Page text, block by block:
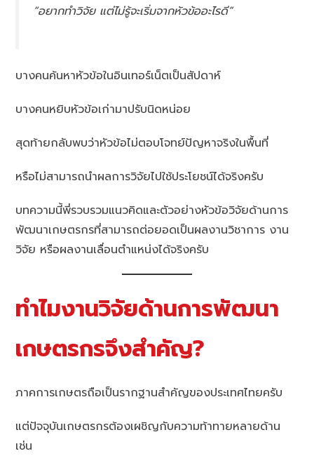
“อยากทำวิจัย แต่ไม่รู้จะเริ่มจากหัวข้ออะไรดี”
บางคนค้นหาหัวข้อในอินเทอร์เน็ตเป็นสัปดาห์
บางคนหยิบหัวข้อเก่ามาปรับนิดหน่อย
สุดท้ายกลับพบว่าหัวข้อไม่ตอบโจทย์ปัญหาจริงในพื้นที่
หรือไม่สามารถนำผลการวิจัยไปใช้ประโยชน์ได้จริงครับ
บทความนี้พี่รวบรวมแนวคิดและตัวอย่างหัวข้อวิจัยด้านการ
พัฒนาเกษตรกรที่สามารถต่อยอดเป็นผลงานวิชาการ งาน
วิจัย หรือผลงานเลื่อนตำแหน่งได้จริงครับ
ทำไมงานวิจัยด้านการพัฒนา
เกษตรกรจึงสำคัญ?
ภาคการเกษตรถือเป็นรากฐานสำคัญของประเทศไทยครับ
แต่ปัจจุบันเกษตรกรต้องเผชิญกับความท้าทายหลายด้าน
เช่น